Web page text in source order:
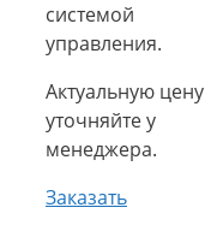
системой
управления.
Актуальную цену
уточняйте у
менеджера.
Заказать